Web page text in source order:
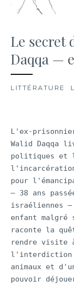
Le secret
Daqqa —
LITTÉRATURE
L'ex-
Walid Daqqa
politiques et
pour
– 38 ans
israéliennes
enfant
raconte la
rendre visite
l'interdiction
animaux et
pouvoir